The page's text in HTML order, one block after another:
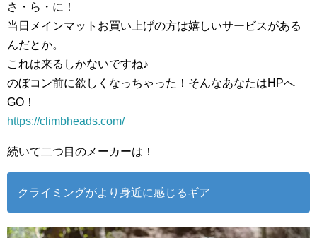
さ・ら・に！
当日メインマットお買い上げの方は嬉しいサービスがある
んだとか。
これは来るしかないですね♪
のぼコン前に欲しくなっちゃった！そんなあなたはHPへ
GO！
https://climbheads.com/
続いて二つ目のメーカーは！
クライミングがより身近に感じるギア